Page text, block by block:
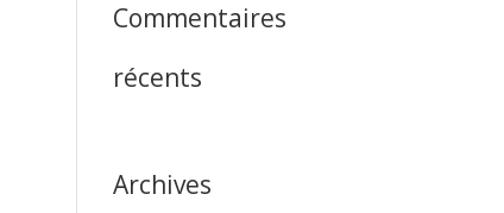
Commentaires
récents
Archives